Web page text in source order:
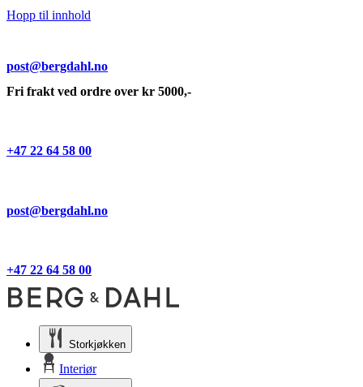
Hopp til innhold
post@bergdahl.no
Fri frakt ved ordre over kr 5000,-
+47 22 64 58 00
post@bergdahl.no
+47 22 64 58 00
Storkjøkken
Interiør